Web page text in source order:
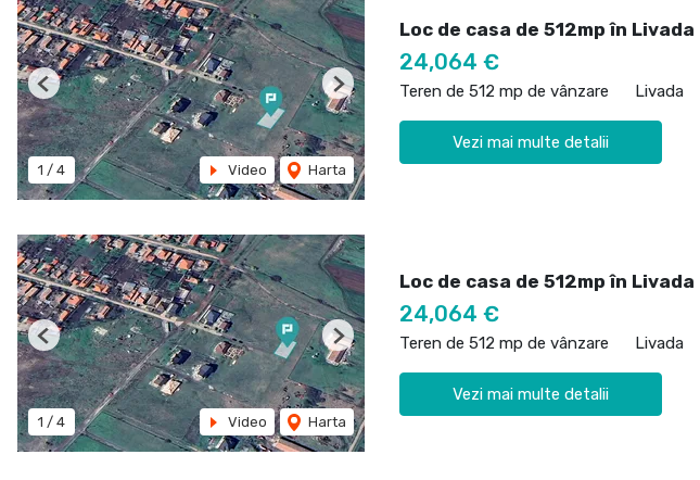
1 / 4 Video Harta
Previous Next
Loc de casa de 512mp în Livada
24,064 €
Teren de 512 mp de vânzare Livada
Vezi mai multe detalii
1 / 4 Video Harta
Previous Next
Loc de casa de 512mp în Livada
24,064 €
Teren de 512 mp de vânzare Livada
Vezi mai multe detalii